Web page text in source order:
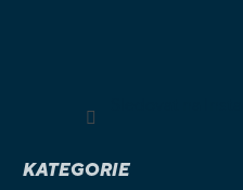
KATEGORIE